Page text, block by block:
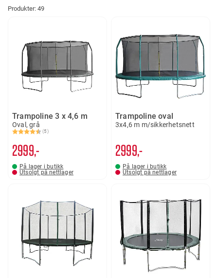
Produkter: 49
Trampoline 3 x 4,6 m
Oval, grå
Karakter:
(5)
4.4 av 5 mulige
2999,-
På lager i butikk
Utsolgt på nettlager
Trampoline oval
3x4,6 m m/sikkerhetsnett
2999,-
På lager i butikk
Utsolgt på nettlager